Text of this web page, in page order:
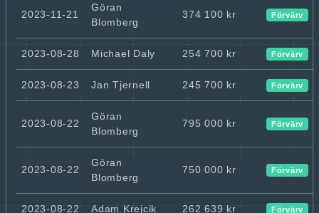
2023-11-21
Göran
Blomberg
374 100 kr Förvärv
2023-08-28 Michael Daly 254 700 kr Förvärv
2023-08-23 Jan Tjernell 245 700 kr Förvärv
2023-08-22
Göran
Blomberg
795 000 kr Förvärv
2023-08-22
Göran
Blomberg
750 000 kr Förvärv
2023-08-22 Adam Krejcik 262 639 kr Förvärv